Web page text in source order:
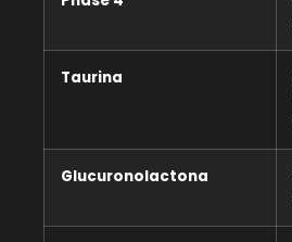
Taurina
Glucuronolactona